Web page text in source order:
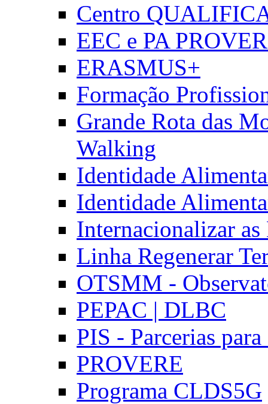
Centro
EEC e PA
ERASMUS+
Formação
Grande Rota das
Walking
Identidade
Identidade
Internacionalizar
Linha Regenerar
OTSMM -
PEPAC | DLBC
PIS - Parcerias
PROVERE
Programa CLDS5G